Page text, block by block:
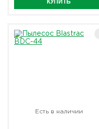
Есть в наличии